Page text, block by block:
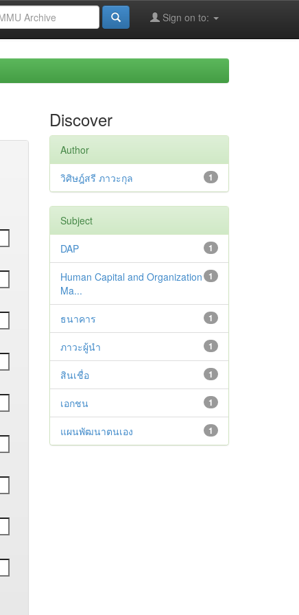
Sign on to:
Discover
Author
1
วิศิษฎ์สรี ภาวะกุล
Subject
1
DAP
1
Human Capital and Organization
Ma...
1
ธนาคาร
1
ภาวะผู้นำ
1
สินเชื่อ
1
เอกชน
1
แผนพัฒนาตนเอง